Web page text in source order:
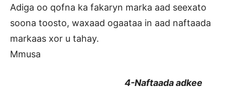
Adiga oo qofna ka fakaryn marka aad seexato
soona toosto, waxaad ogaataa in aad naftaada
markaas xor u tahay.
Mmusa
4-Naftaada adkee